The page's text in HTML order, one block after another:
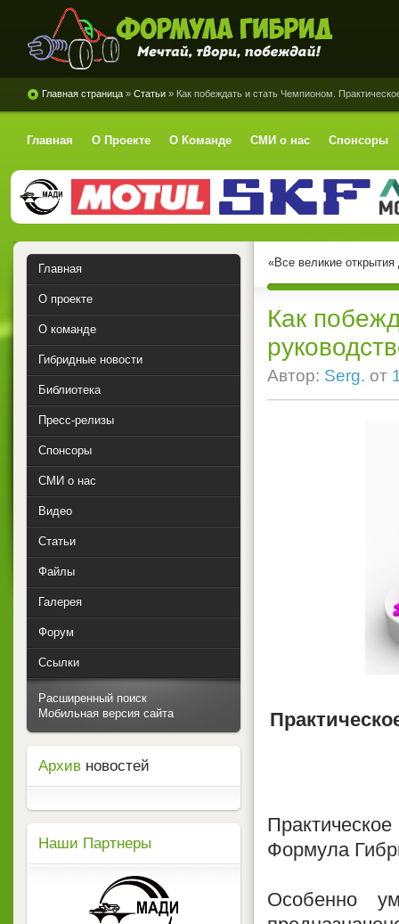
Формула Гибрид
Главная страница » Статьи » Как побеждать и стать Чемпионом.
Главная О Проекте О Команде СМИ о нас Спонсоры
«Все великие
Как
Автор: Serg. от
Формула
Особенно
Главная
О проекте
О команде
Гибридные новости
Библиотека
Пресс-релизы
Спонсоры
СМИ о нас
Видео
Статьи
Файлы
Галерея
Форум
Ссылки
Расширенный поиск
Мобильная версия сайта
Архив новостей
Наши Партнеры